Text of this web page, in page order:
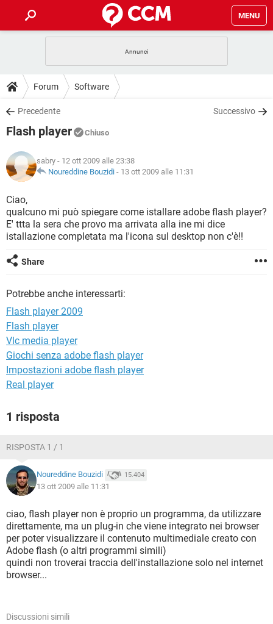
MENU
INTRATTENIMENTO
iOS
INSTAGRAM
TIKTOK
HARDWARE
GUIDE
COVID-19
INSTAGRAM
TIKTOK
HARDWARE
DOWNLOAD
COVID-19
INTRATTENIMENTO
iOS WINDOWS 10
INSTAGRAM
TIKTOK FACEBOOK
HARDWARE
COVID-19
INTRATTENIMENTO
iOS
INSTAGRAM WHATSAPP
HARDWARE
GLOSSARIO
COVID-19
INTRATTENIMENTO ANDROID
iOS WINDOWS 10
INSTAGRAM
HARDWARE
Forum Software
Precedente Successivo
Flash player Chiuso
sabry - 12 ott 2009 alle 23:38
Noureddine Bouzidi - 13 ott 2009 alle 11:31
Ciao,
qualcuno mi può spiegare come istallare adobe flash player?
E' ttta la sera che provo ma arrivata alla ine mi dice
istallazione completata ma l'icona sul desktop non c'è!!
Share
Potrebbe anche interessarti:
Flash player 2009
Flash player
Vlc media player
Giochi senza adobe flash player
Impostazioni adobe flash player
Real player
1 risposta
RISPOSTA 1 / 1
Noureddine Bouzidi 15.404
13 ott 2009 alle 11:31
ciao, flash player non è proprio un programma, da utilizzare
direttamente, ma un plug-in che viene integrato nei browser
per poter visualizzare il contenuto multimediale creato con
Adobe flash (o altri programmi simili)
quindi non troverai traccia dell'installazione solo nel internet
browser...
Discussioni simili